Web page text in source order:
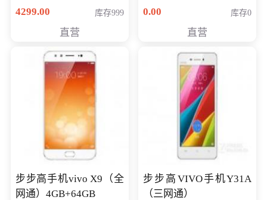
薄学生办公游戏独显笔
NV930-2G独
4299.00 库存999
直营
版 全网通(3G+32G)
0.00 库存0
直营
步步高手机vivo X9（全
网通）4GB+64GB
步步高VIVO手机Y31A
（三网通）